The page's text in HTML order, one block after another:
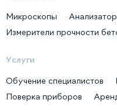
Микроскопы
Измерители прочности
Услуги
Обучение специалистов
Поверка приборов